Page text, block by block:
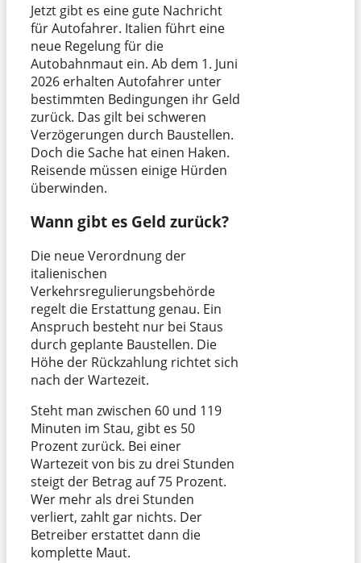
Jetzt gibt es eine gute Nachricht
für Autofahrer. Italien führt eine
neue Regelung für die
Autobahnmaut ein. Ab dem 1. Juni
2026 erhalten Autofahrer unter
bestimmten Bedingungen ihr Geld
zurück. Das gilt bei schweren
Verzögerungen durch Baustellen.
Doch die Sache hat einen Haken.
Reisende müssen einige Hürden
überwinden.
Wann gibt es Geld zurück?
Die neue Verordnung der
italienischen
Verkehrsregulierungsbehörde
regelt die Erstattung genau. Ein
Anspruch besteht nur bei Staus
durch geplante Baustellen. Die
Höhe der Rückzahlung richtet sich
nach der Wartezeit.
Steht man zwischen 60 und 119
Minuten im Stau, gibt es 50
Prozent zurück. Bei einer
Wartezeit von bis zu drei Stunden
steigt der Betrag auf 75 Prozent.
Wer mehr als drei Stunden
verliert, zahlt gar nichts. Der
Betreiber erstattet dann die
komplette Maut.